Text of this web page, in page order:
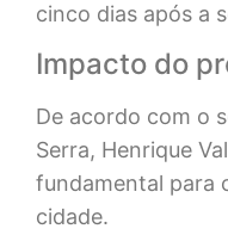
cinco dias após a
Impacto do
De acordo com o
Serra, Henrique
fundamental para
cidade.